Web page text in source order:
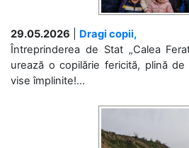
29.05.2026
Dragi copii,
Întreprinderea de Stat „Calea
urează o copilărie fericită, plină
vise împlinite!...